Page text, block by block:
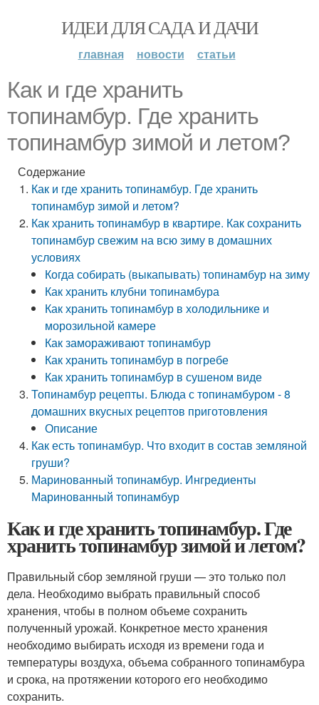
ИДЕИ ДЛЯ САДА И ДАЧИ
главная новости статьи
Как и где хранить
топинамбур. Где хранить
топинамбур зимой и летом?
Содержание
Как и где хранить топинамбур. Где хранить
топинамбур зимой и летом?
Как хранить топинамбур в квартире. Как сохранить
топинамбур свежим на всю зиму в домашних
условиях
Когда собирать (выкапывать) топинамбур на зиму
Как хранить клубни топинамбура
Как хранить топинамбур в холодильнике и
морозильной камере
Как замораживают топинамбур
Как хранить топинамбур в погребе
Как хранить топинамбур в сушеном виде
Топинамбур рецепты. Блюда с топинамбуром - 8
домашних вкусных рецептов приготовления
Описание
Как есть топинамбур. Что входит в состав земляной
груши?
Маринованный топинамбур. Ингредиенты
Маринованный топинамбур
Как и где хранить топинамбур. Где
хранить топинамбур зимой и летом?
Правильный сбор земляной груши — это только пол
дела. Необходимо выбрать правильный способ
хранения, чтобы в полном объеме сохранить
полученный урожай. Конкретное место хранения
необходимо выбирать исходя из времени года и
температуры воздуха, объема собранного топинамбура
и срока, на протяжении которого его необходимо
сохранить.